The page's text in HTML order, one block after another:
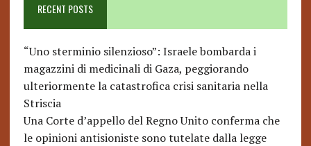
RECENT POSTS
“Uno sterminio silenzioso”: Israele bombarda i
magazzini di medicinali di Gaza, peggiorando
ulteriormente la catastrofica crisi sanitaria nella
Striscia
Una Corte d’appello del Regno Unito conferma che
le opinioni antisioniste sono tutelate dalla legge